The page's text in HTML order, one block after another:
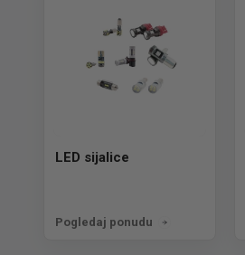
LED sijalice
Pogledaj ponudu